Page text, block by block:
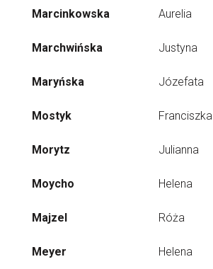
Marcinkowska Aurelia
Marchwińska Justyna
Maryńska Józefata
Mostyk Franciszka
Morytz Julianna
Moycho Helena
Majzel Róża
Meyer Helena